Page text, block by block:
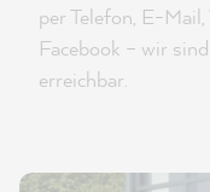
per Telefon, E-
Facebook – wir
erreichbar.